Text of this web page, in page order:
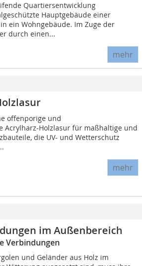
Quartiersentwicklung
Hauptgebäude einer
ein Wohngebäude. Im Zuge der
durch einen...
mehr
offenporige und
Acrylharz-Holzlasur für maßhaltige und
die UV- und Wetterschutz
mehr
im Außenbereich
Verbindungen
und Geländer aus Holz im